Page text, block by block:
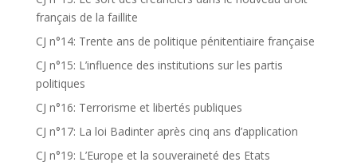
français de la faillite
CJ n°14: Trente ans de politique pénitentiaire française
CJ n°15: L’influence des institutions sur les partis
politiques
CJ n°16: Terrorisme et libertés publiques
CJ n°17: La loi Badinter après cinq ans d’application
CJ n°19: L’Europe et la souveraineté des Etats